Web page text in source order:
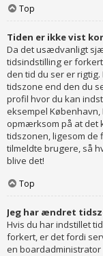
Top
Tiden er ikke vist
Da det usædvanligt
tidsindstilling er
den tid du ser er
tidszone end den du
profil hvor du kan
eksempel København,
opmærksom på at det
tidszonen, ligesom
tilmeldte brugere, så
blive det!
Top
Jeg har ændret
Hvis du har indstillet
forkert, er det fordi
en